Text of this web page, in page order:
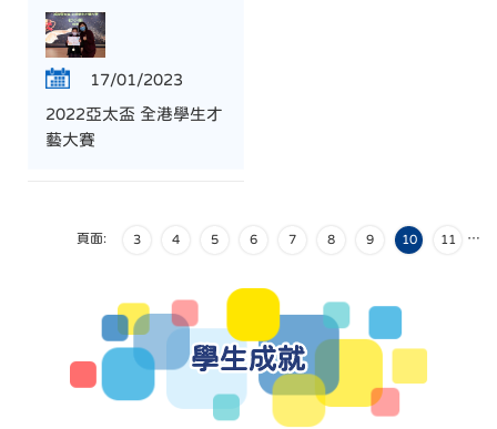
17/01/2023
2022亞太盃 全港學生才
藝大賽
頁面: …
3 4 5 6 7 8 9 10 11
學生成就